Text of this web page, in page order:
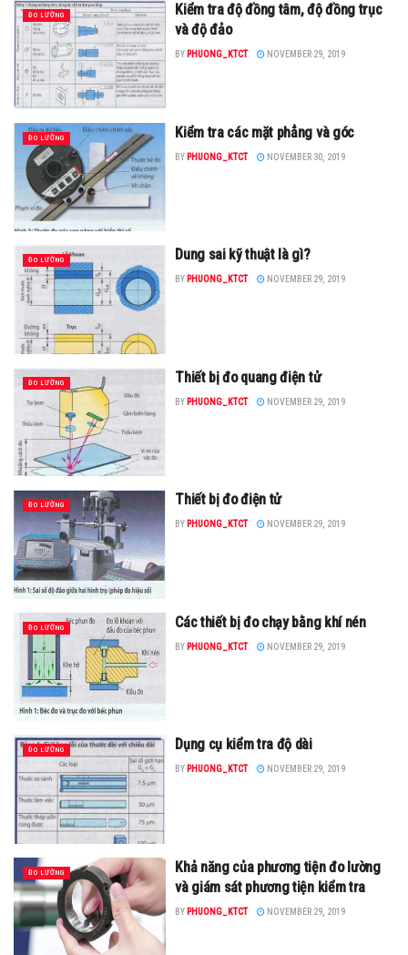
ĐO LƯỜNG
Kiểm tra độ đồng tâm, độ đồng trục
và độ đảo
BY PHUONG_KTCT NOVEMBER 29, 2019
ĐO LƯỜNG Kiểm tra các mặt phẳng và góc
BY PHUONG_KTCT NOVEMBER 30, 2019
ĐO LƯỜNG Dung sai kỹ thuật là gì?
BY PHUONG_KTCT NOVEMBER 29, 2019
ĐO LƯỜNG Thiết bị đo quang điện tử
BY PHUONG_KTCT NOVEMBER 29, 2019
ĐO LƯỜNG Thiết bị đo điện tử
BY PHUONG_KTCT NOVEMBER 29, 2019
ĐO LƯỜNG Các thiết bị đo chạy bằng khí nén
BY PHUONG_KTCT NOVEMBER 29, 2019
ĐO LƯỜNG Dụng cụ kiểm tra độ dài
BY PHUONG_KTCT NOVEMBER 29, 2019
ĐO LƯỜNG
Khả năng của phương tiện đo lường
và giám sát phương tiện kiểm tra
BY PHUONG_KTCT NOVEMBER 29, 2019